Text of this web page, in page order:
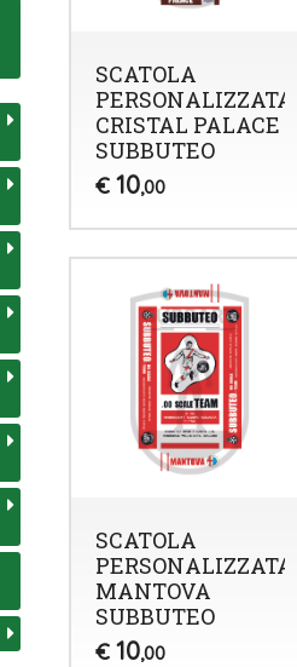
SCATOLA
PERSONALIZZATA
CRISTAL PALACE
SUBBUTEO
€ 10,00
SCATOLA
PERSONALIZZATA
MANTOVA
SUBBUTEO
€ 10,00